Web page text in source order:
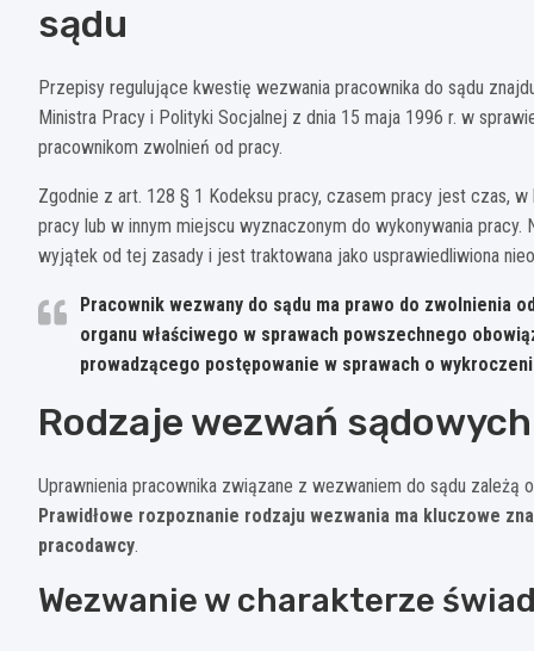
sądu
Przepisy regulujące kwestię wezwania pracownika do sądu
Ministra Pracy i Polityki Socjalnej z dnia 15 maja 1996 r. w
pracownikom zwolnień od pracy.
Zgodnie z art. 128 § 1 Kodeksu pracy, czasem pracy jest czas,
pracy lub w innym miejscu wyznaczonym do wykonywania
wyjątek od tej zasady i jest traktowana jako usprawiedliwiona
Pracownik wezwany do sądu ma prawo do zwolnienia
organu właściwego w sprawach powszechnego
prowadzącego postępowanie w sprawach o
Rodzaje wezwań
Uprawnienia pracownika związane z wezwaniem do sądu
Prawidłowe rozpoznanie rodzaju wezwania ma kluczowe
pracodawcy.
Wezwanie w charakterze